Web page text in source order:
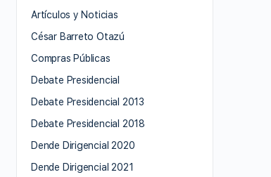
Artículos y Noticias
César Barreto Otazú
Compras Públicas
Debate Presidencial
Debate Presidencial 2013
Debate Presidencial 2018
Dende Dirigencial 2020
Dende Dirigencial 2021